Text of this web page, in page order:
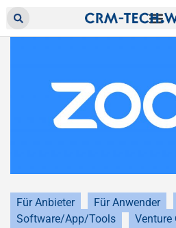
Für Anbieter Für Anwender
Software/App/Tools
Venture